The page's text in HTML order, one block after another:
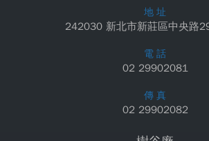
地 址
242030 新北市新莊區中央路
電 話
02 29902081
傳 真
02 29902082